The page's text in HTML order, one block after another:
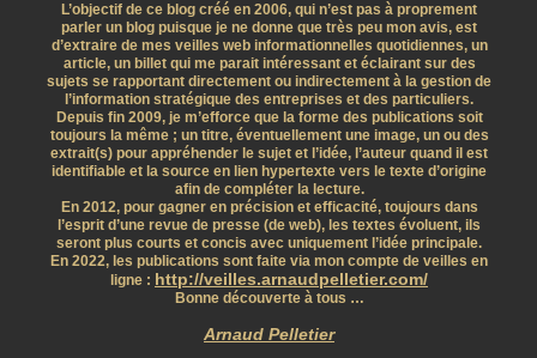
L’objectif de ce blog créé en 2006, qui n’est pas à proprement
parler un blog puisque je ne donne que très peu mon avis, est
d’extraire de mes veilles web informationnelles quotidiennes, un
article, un billet qui me parait intéressant et éclairant sur des
sujets se rapportant directement ou indirectement à la gestion de
l’information stratégique des entreprises et des particuliers.
Depuis fin 2009, je m’efforce que la forme des publications soit
toujours la même ; un titre, éventuellement une image, un ou des
extrait(s) pour appréhender le sujet et l’idée, l’auteur quand il est
identifiable et la source en lien hypertexte vers le texte d’origine
afin de compléter la lecture.
En 2012, pour gagner en précision et efficacité, toujours dans
l’esprit d’une revue de presse (de web), les textes évoluent, ils
seront plus courts et concis avec uniquement l’idée principale.
En 2022, les publications sont faite via mon compte de veilles en
ligne : http://veilles.arnaudpelletier.com/
Bonne découverte à tous …
Arnaud Pelletier